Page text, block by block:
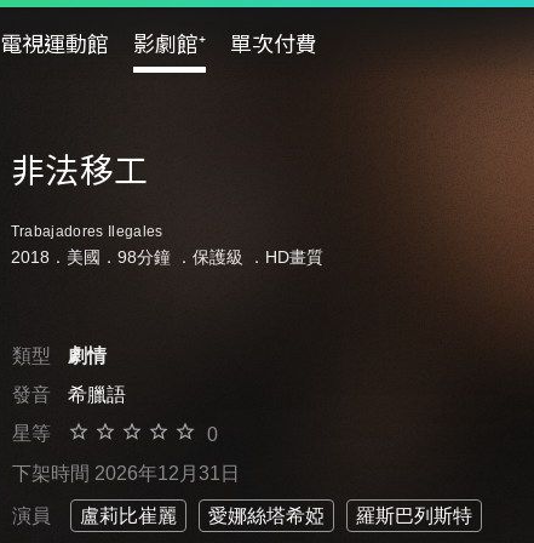
電視運動館 影劇館⁺ 單次付費
非法移工
Trabajadores Ilegales
2018．美國．98分鐘 ． 保護級 ．HD畫質
類型
劇情
發音
希臘語
星等
0
下架時間 2026年12月31日
演員 盧莉比崔麗 愛娜絲塔希婭 羅斯巴列斯特